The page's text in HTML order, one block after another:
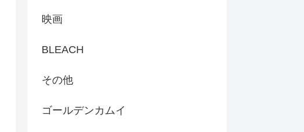
映画
BLEACH
その他
ゴールデンカムイ